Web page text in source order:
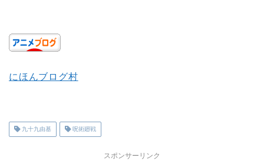
にほんブログ村
九十九由基 呪術廻戦
スポンサーリンク